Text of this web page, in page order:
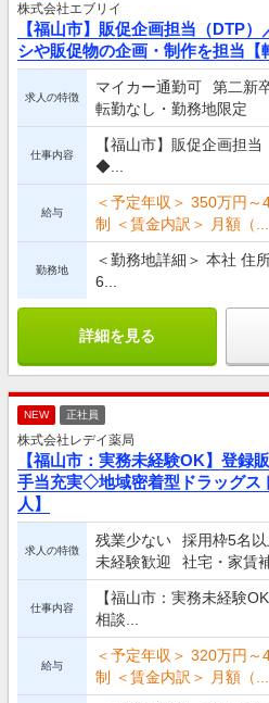
株式会社エブリイ
【福山市】販促企画担当（DTP
シや販促物の企画・制作を担当【
求人の特徴
マイカー通勤可
第二新
転勤なし・勤務地限定
仕事内容
【福山市】販促企画担
◆...
給与
＜予定年収＞ 350万円
制 ＜賃金内訳＞ 月額（...
勤務地
＜勤務地詳細＞ 本社 住
6...
詳細を見る
NEW 正社員
株式会社レデイ薬局
【福山市：実務未経験OK】登
手当充実◇地域密着型ドラッグス
人】
求人の特徴
残業少ない 採用枠5名以
未経験歓迎
社宅・家賃
仕事内容
【福山市：実務未経験
相談...
給与
＜予定年収＞ 320万円
制 ＜賃金内訳＞ 月額（...